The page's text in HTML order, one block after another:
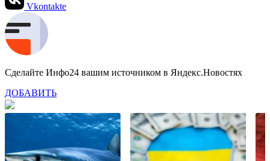
Vkontakte
Сделайте Инфо24 вашим источником в Яндекс.Новостях
ДОБАВИТЬ